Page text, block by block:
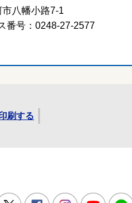
八幡小路7-1
番号：0248-27-2577
印刷する
役所
Twitter FacebookInstagram